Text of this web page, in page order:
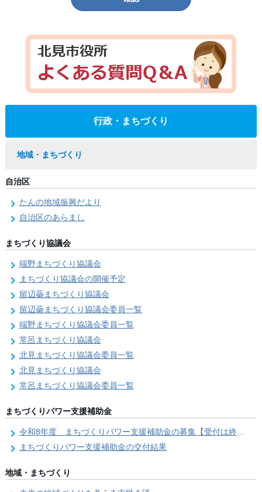
行政・まちづくり
地域・まちづくり
自治区
たんの地域振興だより
自治区のあらまし
まちづくり協議会
端野まちづくり協議会
まちづくり協議会の開催予定
留辺蘂まちづくり協議会
留辺蘂まちづくり協議会委員一覧
端野まちづくり協議会委員一覧
常呂まちづくり協議会
北見まちづくり協議会委員一覧
北見まちづくり協議会
常呂まちづくり協議会委員一覧
まちづくりパワー支援補助金
令和8年度 まちづくりパワー支援補助金の募集【受付は終了しました。】
まちづくりパワー支援補助金の交付結果
地域・まちづくり